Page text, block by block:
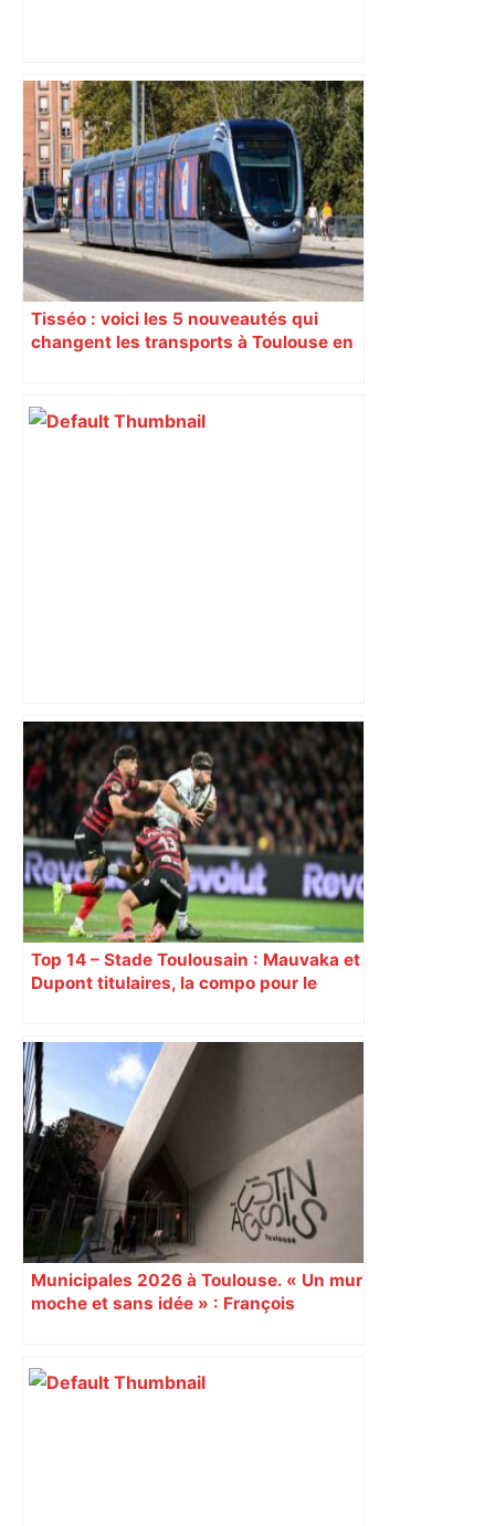
Histoire. Le commerce dans
l'hypercentre de Toulouse, du Moyen-
Âge à la Révolution – Actu.fr
Tisséo : voici les 5 nouveautés qui
changent les transports à Toulouse en
« Rien d'inquiétant » pour Guillaume
Restes, le gardien de Toulouse, après
sa sortie à Metz – L'Équipe
Top 14 – Stade Toulousain : Mauvaka et
Dupont titulaires, la compo pour le
Municipales 2026 à Toulouse. « Un mur
moche et sans idée » : François
Augustins